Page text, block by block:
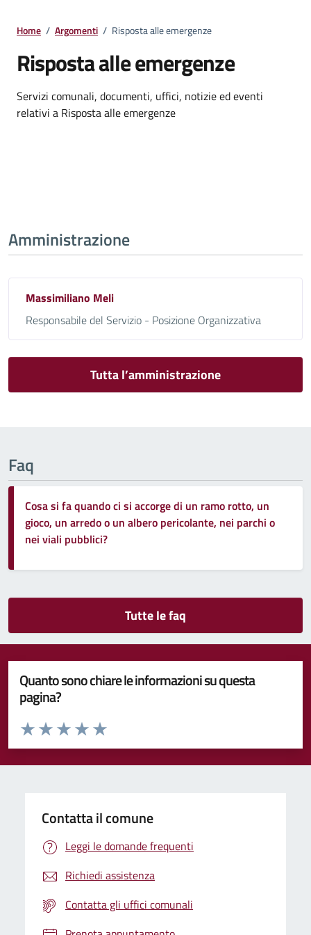
Home / Argomenti / Risposta alle emergenze
Risposta alle emergenze
Dettagli della notizia
Servizi comunali, documenti, uffici, notizie ed eventi
relativi a Risposta alle emergenze
Amministrazione
Massimiliano Meli
Responsabile del Servizio - Posizione Organizzativa
Tutta l’amministrazione
Faq
Cosa si fa quando ci si accorge di un ramo rotto, un
gioco, un arredo o un albero pericolante, nei parchi o
nei viali pubblici?
Tutte le faq
Quanto sono chiare le informazioni su questa
pagina?
Valuta da 1 a 5 stelle la pagina
Valuta 5 stelle su 5
Valuta 4 stelle su 5
Valuta 3 stelle su 5
Valuta 2 stelle su 5
Valuta 1 stelle su 5
Contatta il comune
Leggi le domande frequenti
Richiedi assistenza
Contatta gli uffici comunali